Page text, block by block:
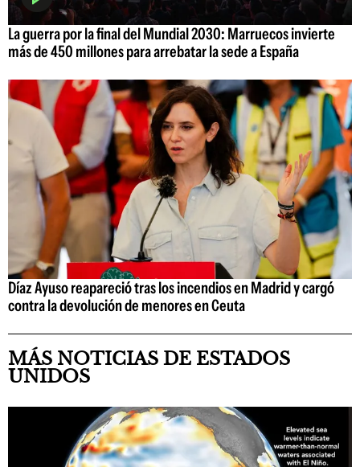
La guerra por la final del Mundial 2030: Marruecos invierte
más de 450 millones para arrebatar la sede a España
Díaz Ayuso reapareció tras los incendios en Madrid y cargó
contra la devolución de menores en Ceuta
MÁS NOTICIAS DE ESTADOS
UNIDOS